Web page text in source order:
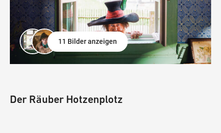
11 Bilder anzeigen
Der Räuber Hotzenplotz